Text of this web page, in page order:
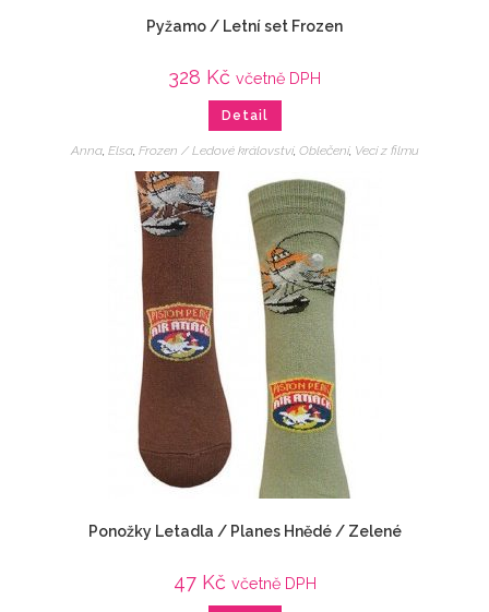
Pyžamo / Letní set Frozen
328 Kč včetně DPH
Detail
Anna, Elsa, Frozen / Ledové království, Oblečení, Veci z filmu
Ponožky Letadla / Planes Hnědé / Zelené
47 Kč včetně DPH